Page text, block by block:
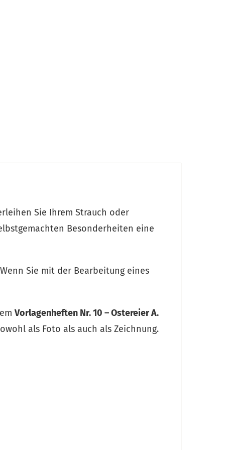
Sie Ihrem Strauch oder
Besonderheiten eine
Sie mit der Bearbeitung eines
Vorlagenheften Nr. 10 – Ostereier A.
als Foto als auch als Zeichnung.